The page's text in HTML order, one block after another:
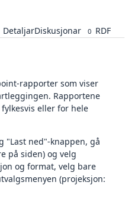
DetaljarDiskusjonar 0 RDF
rapporter som viser
Rapportene
eller for hele
"Last ned"-knappen, gå
på siden) og velg
og format, velg bare
(projeksjon: